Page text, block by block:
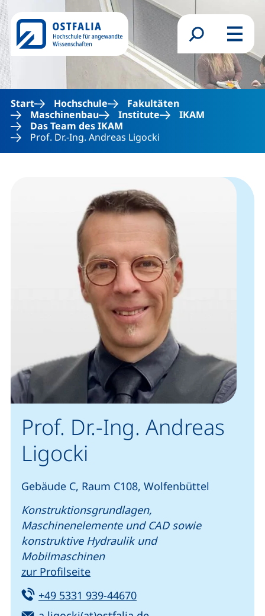
Direkt zum Inhalt
Suchformular
Menü
Start Hochschule
Fakultäten
Maschinenbau
Institute
IKAM
Das Team des IKAM
Prof. Dr.-Ing. Andreas Ligocki
Prof. Dr.-Ing. Andreas
Ligocki
Gebäude C, Raum C108, Wolfenbüttel
Konstruktionsgrundlagen,
Maschinenelemente und CAD sowie
konstruktive Hydraulik und
Mobilmaschinen
zur Profilseite
Tel:
+49 5331 939-44670(startet einen